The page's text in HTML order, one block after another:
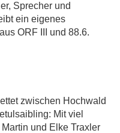
Sprecher und
ein eigenes
ORF III und 88.6.
zwischen Hochwald
Mit viel
und Elke Traxler